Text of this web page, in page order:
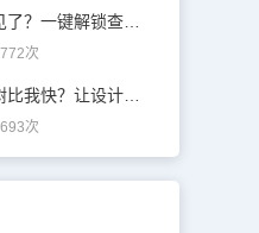
次
次